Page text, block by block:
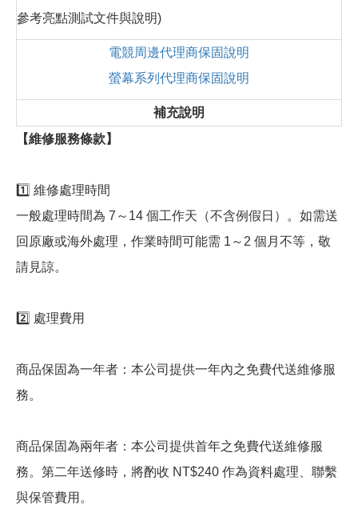
參考亮點測試文件與說明)
電競周邊代理商保固說明
螢幕系列代理商保固說明
補充說明
【維修服務條款】
1️⃣ 維修處理時間
一般處理時間為 7～14 個工作天（不含例假日）。如需送
回原廠或海外處理，作業時間可能需 1～2 個月不等，敬
請見諒。
2️⃣ 處理費用
商品保固為一年者：本公司提供一年內之免費代送維修服
務。
商品保固為兩年者：本公司提供首年之免費代送維修服
務。第二年送修時，將酌收 NT$240 作為資料處理、聯繫
與保管費用。